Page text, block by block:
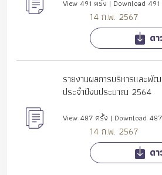
View 491 ครั้ง | Download
14 ก.พ. 2567
ด
รายงานผลการบริหารและพั
ประจำปีงบประมาณ 2564
View 487 ครั้ง | Download
14 ก.พ. 2567
ด